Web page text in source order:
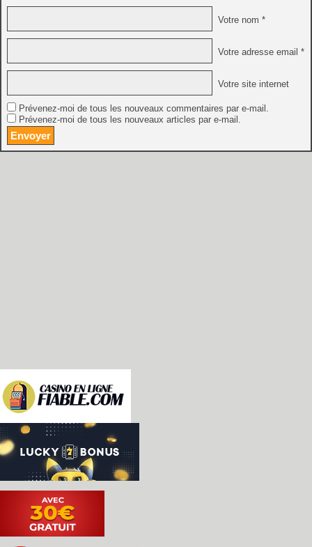
Votre nom *
Votre adresse email *
Votre site internet
Prévenez-moi de tous les nouveaux commentaires par e-mail.
Prévenez-moi de tous les nouveaux articles par e-mail.